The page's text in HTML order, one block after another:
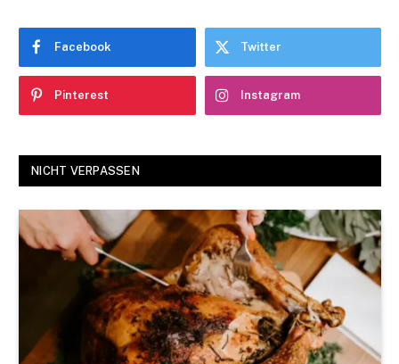
Facebook Twitter
Pinterest Instagram
NICHT VERPASSEN